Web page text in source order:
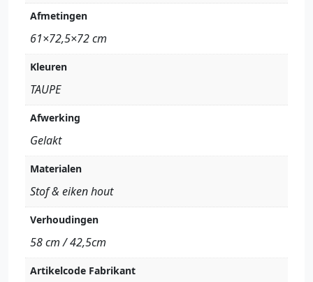
Afmetingen
61×72,5×72 cm
Kleuren
TAUPE
Afwerking
Gelakt
Materialen
Stof & eiken hout
Verhoudingen
58 cm / 42,5cm
Artikelcode Fabrikant